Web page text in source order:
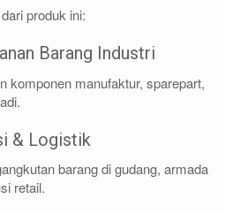
produk ini:
Barang Industri
komponen manufaktur, sparepart,
& Logistik
barang di gudang, armada
retail.